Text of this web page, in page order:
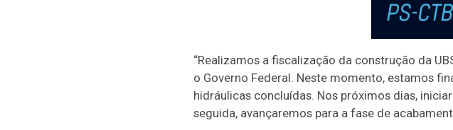
“Realizamos a fiscalização da construção da
o Governo Federal. Neste momento, estamos
hidráulicas concluídas. Nos próximos dias,
seguida, avançaremos para a fase de